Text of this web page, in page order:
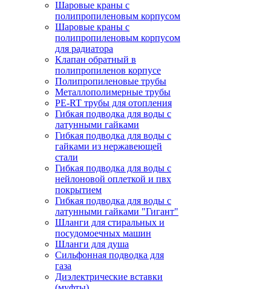
Шаровые краны с
полипропиленовым корпусом
Шаровые краны с
полипропиленовым корпусом
для радиатора
Клапан обратный в
полипропиленов корпусе
Полипропиленовые трубы
Металлополимерные трубы
PE-RT трубы для отопления
Гибкая подводка для воды с
латунными гайками
Гибкая подводка для воды с
гайками из нержавеющей
стали
Гибкая подводка для воды с
нейлоновой оплеткой и пвх
покрытием
Гибкая подводка для воды с
латунными гайками "Гигант"
Шланги для стиральных и
посудомоечных машин
Шланги для душа
Сильфонная подводка для
газа
Диэлектрические вставки